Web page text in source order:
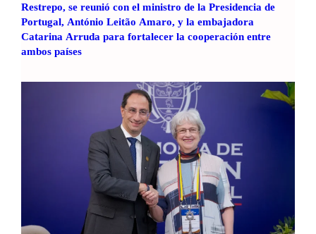
Restrepo, se reunió con el ministro de la Presidencia de
Portugal, António Leitão Amaro, y la embajadora
Catarina Arruda para fortalecer la cooperación entre
ambos países